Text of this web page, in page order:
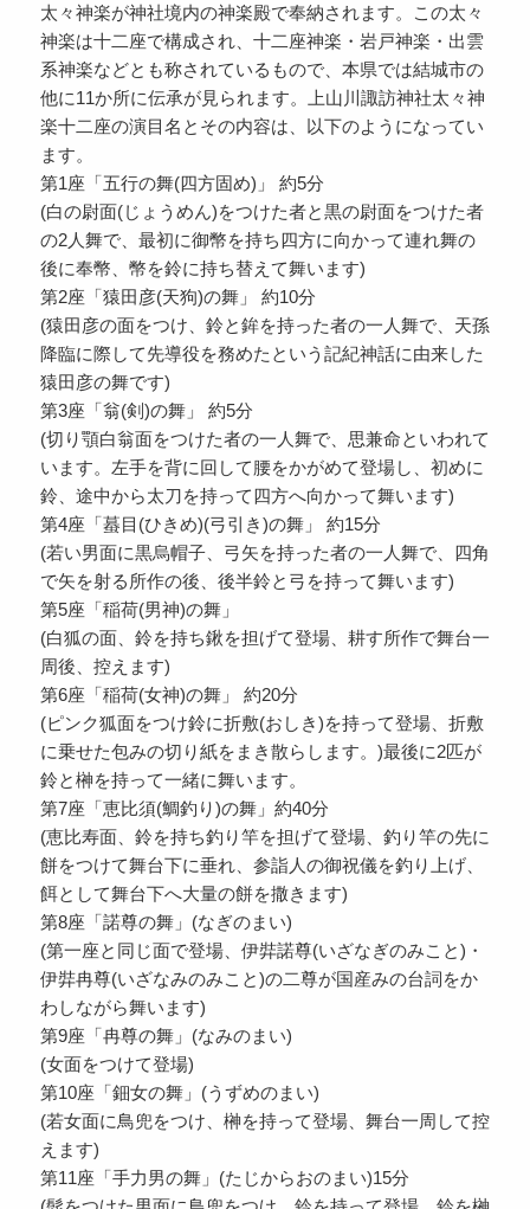
太々神楽が神社境内の神楽殿で奉納されます。この太々
神楽は十二座で構成され、十二座神楽・岩戸神楽・出雲
系神楽などとも称されているもので、本県では結城市の
他に11か所に伝承が見られます。上山川諏訪神社太々神
楽十二座の演目名とその内容は、以下のようになってい
ます。
第1座「五行の舞(四方固め)」 約5分
(白の尉面(じょうめん)をつけた者と黒の尉面をつけた者
の2人舞で、最初に御幣を持ち四方に向かって連れ舞の
後に奉幣、幣を鈴に持ち替えて舞います)
第2座「猿田彦(天狗)の舞」 約10分
(猿田彦の面をつけ、鈴と鉾を持った者の一人舞で、天孫
降臨に際して先導役を務めたという記紀神話に由来した
猿田彦の舞です)
第3座「翁(剣)の舞」 約5分
(切り顎白翁面をつけた者の一人舞で、思兼命といわれて
います。左手を背に回して腰をかがめて登場し、初めに
鈴、途中から太刀を持って四方へ向かって舞います)
第4座「蟇目(ひきめ)(弓引き)の舞」 約15分
(若い男面に黒烏帽子、弓矢を持った者の一人舞で、四角
で矢を射る所作の後、後半鈴と弓を持って舞います)
第5座「稲荷(男神)の舞」
(白狐の面、鈴を持ち鍬を担げて登場、耕す所作で舞台一
周後、控えます)
第6座「稲荷(女神)の舞」 約20分
(ピンク狐面をつけ鈴に折敷(おしき)を持って登場、折敷
に乗せた包みの切り紙をまき散らします。)最後に2匹が
鈴と榊を持って一緒に舞います。
第7座「恵比須(鯛釣り)の舞」約40分
(恵比寿面、鈴を持ち釣り竿を担げて登場、釣り竿の先に
餅をつけて舞台下に垂れ、参詣人の御祝儀を釣り上げ、
餌として舞台下へ大量の餅を撒きます)
第8座「諾尊の舞」(なぎのまい)
(第一座と同じ面で登場、伊弉諾尊(いざなぎのみこと)・
伊弉冉尊(いざなみのみこと)の二尊が国産みの台詞をか
わしながら舞います)
第9座「冉尊の舞」(なみのまい)
(女面をつけて登場)
第10座「鈿女の舞」(うずめのまい)
(若女面に鳥兜をつけ、榊を持って登場、舞台一周して控
えます)
第11座「手力男の舞」(たじからおのまい)15分